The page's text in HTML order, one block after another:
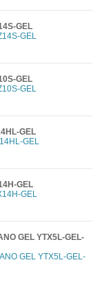
GEL
GEL
GEL
GEL
GEL YTX5L-GEL-